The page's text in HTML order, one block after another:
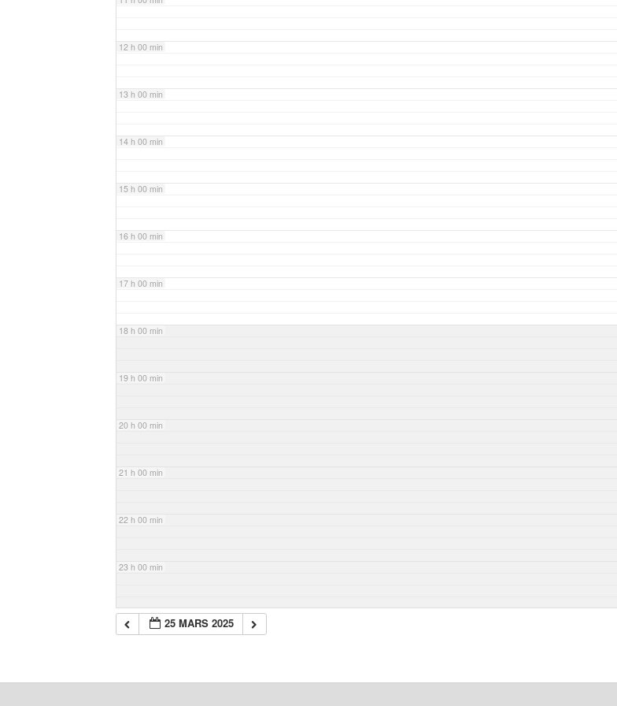
12 h 00 min
13 h 00 min
14 h 00 min
15 h 00 min
16 h 00 min
17 h 00 min
18 h 00 min
19 h 00 min
20 h 00 min
21 h 00 min
22 h 00 min
23 h 00 min
25 MARS 2025